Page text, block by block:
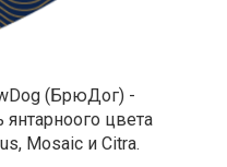
(БрюДог) -
цвета
Mosaic и Citra.